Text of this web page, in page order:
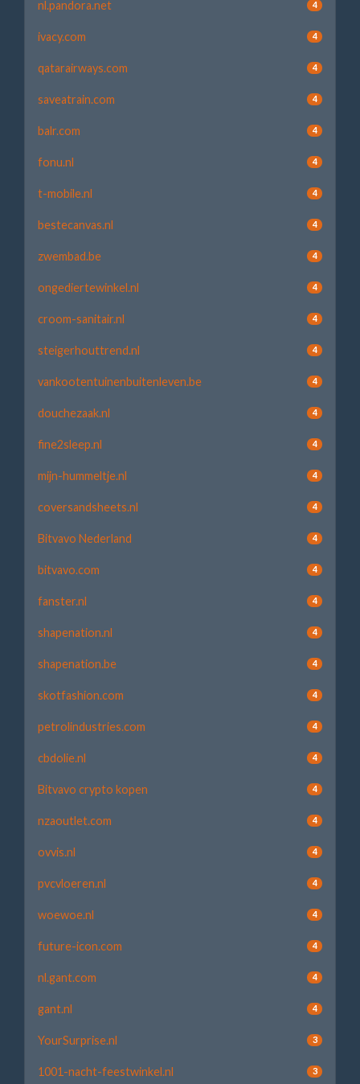
nl.pandora.net 4
ivacy.com 4
qatarairways.com 4
saveatrain.com 4
balr.com 4
fonu.nl 4
t-mobile.nl 4
bestecanvas.nl 4
zwembad.be 4
ongediertewinkel.nl 4
croom-sanitair.nl 4
steigerhouttrend.nl 4
vankootentuinenbuitenleven.be 4
douchezaak.nl 4
fine2sleep.nl 4
mijn-hummeltje.nl 4
coversandsheets.nl 4
Bitvavo Nederland 4
bitvavo.com 4
fanster.nl 4
shapenation.nl 4
shapenation.be 4
skotfashion.com 4
petrolindustries.com 4
cbdolie.nl 4
Bitvavo crypto kopen 4
nzaoutlet.com 4
ovvis.nl 4
pvcvloeren.nl 4
woewoe.nl 4
future-icon.com 4
nl.gant.com 4
gant.nl 4
YourSurprise.nl 3
1001-nacht-feestwinkel.nl 3